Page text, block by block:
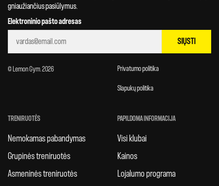
gniaužiančius pasiūlymus.
Elektroninio pašto adresas
SIŲSTI
© Lemon Gym. 2026 Privatumo politika
Slapukų politika
TRENIRUOTĖS
Nemokamas pabandymas
Grupinės treniruotės
Asmeninės treniruotės
PAPILDOMA INFORMACIJA
Visi klubai
Kainos
Lojalumo programa